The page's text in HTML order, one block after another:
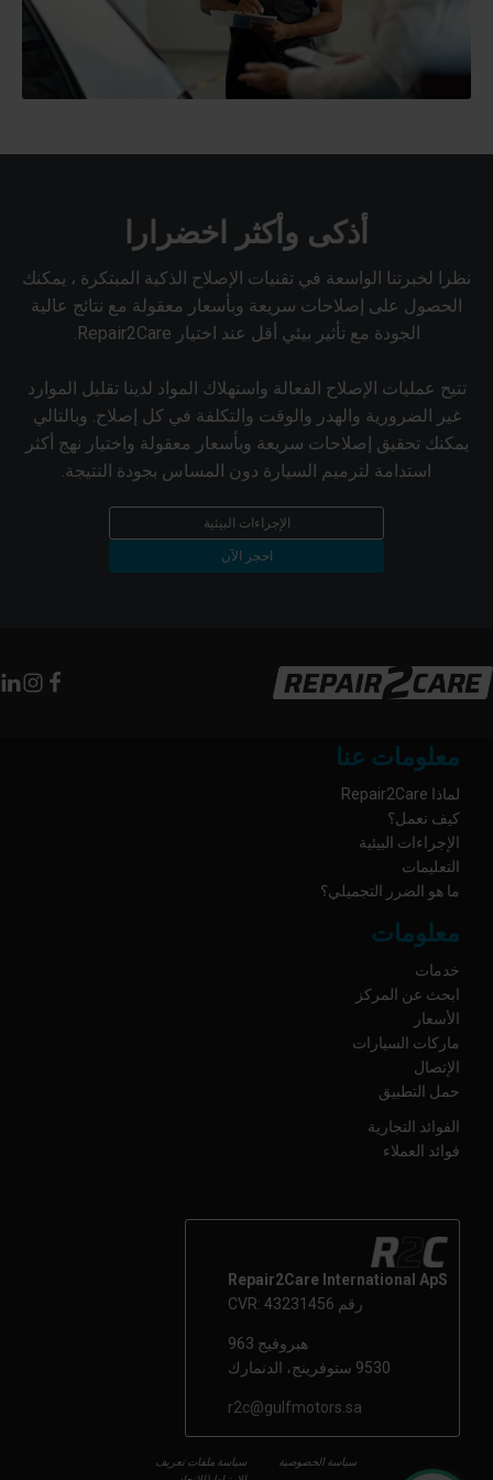
أذكى وأكثر اخضرارا
نظرا لخبرتنا الواسعة في تقنيات الإصلاح الذكية المبتكرة ، يمكنك
الحصول على إصلاحات سريعة وبأسعار معقولة مع نتائج عالية
الجودة مع تأثير بيئي أقل عند اختيار Repair2Care.
تتيح عمليات الإصلاح الفعالة واستهلاك المواد لدينا تقليل الموارد
غير الضرورية والهدر والوقت والتكلفة في كل إصلاح. وبالتالي
يمكنك تحقيق إصلاحات سريعة وبأسعار معقولة واختيار نهج أكثر
استدامة لترميم السيارة دون المساس بجودة النتيجة.
الإجراءات البيئية
احجز الآن
معلومات عنا
لماذا Repair2Care
كيف نعمل؟
الإجراءات البيئية
التعليمات
ما هو الضرر التجميلي؟
معلومات
خدمات
ابحث عن المركز
الأسعار
ماركات السيارات
الإتصال
حمل التطبيق
الفوائد التجارية
فوائد العملاء
Repair2Care International ApS
رقم CVR: 43231456
هبروفيج 963
9530 ستوفرينج، الدنمارك
r2c@gulfmotors.sa
سياسة الخصوصية
سياسة ملفات تعريف